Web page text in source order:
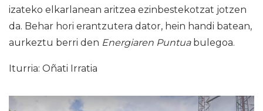
izateko elkarlanean aritzea ezinbestekotzat jotzen
da. Behar hori erantzutera dator, hein handi batean,
aurkeztu berri den Energiaren Puntuabulegoa.
Iturria: Oñati Irratia